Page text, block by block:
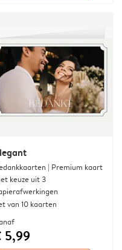
| Premium kaart
keuze uit 3
van 10 kaarten
5,99